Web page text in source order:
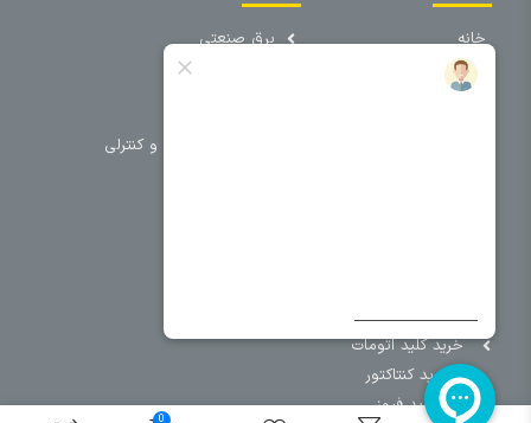
خانه
درباره ما
برق صنعتی
تجهیزات حفاظتی و کنترلی
خرید کلید اتومات
خرید کنتاکتور
خرید فیوز
0